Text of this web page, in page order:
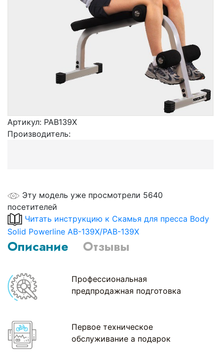
Артикул: PAB139X
Производитель:
Эту модель уже просмотрели 5640
посетителей
Читать инструкцию к Скамья для пресса Body
Solid Powerline AB-139X/PAB-139X
Описание Отзывы
Профессиональная
предпродажная подготовка
Первое техническое
обслуживание а подарок